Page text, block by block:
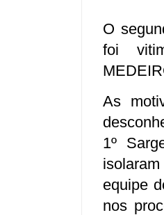
O
foi
As
1º
equipe
nos